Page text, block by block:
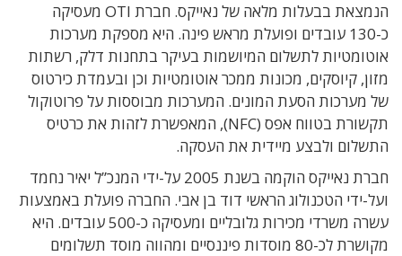
הנמצאת בבעלות מלאה של נאייקס. חברת OTI מעסיקה
כ-130 עובדים ופועלת מראש פינה. היא מספקת מערכות
אוטומטיות לתשלום המיושמות בעיקר בתחנות דלק, רשתות
מזון, קיוסקים, מכונות ממכר אוטומטיות וכן ובעמדת כירטוס
של מערכות הסעת המונים. המערכות מבוססות על פרוטוקול
תקשורת בטווח אפס (NFC), המאפשרת לזהות את כרטיס
התשלום ולבצע מיידית את העסקה.
חברת נאייקס הוקמה בשנת 2005 על-ידי המנכ”ל יאיר נחמד
ועל-ידי הטכנולוג הראשי דוד בן אבי. החברה פועלת באמצעות
עשרה משרדי מכירות גלובליים ומעסיקה כ-500 עובדים. היא
מקושרת לכ-80 מוסדות פיננסיים ומהווה מוסד תשלומים